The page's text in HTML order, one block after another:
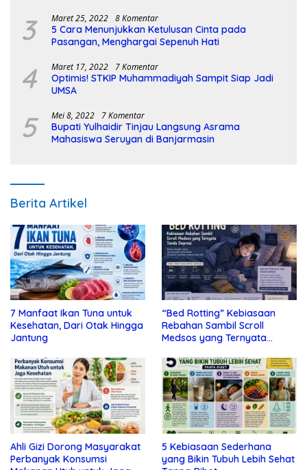
3 Maret 25, 2022 8 Komentar
5 Cara Menunjukkan Ketulusan Cinta pada
Pasangan, Menghargai Sepenuh Hati
4 Maret 17, 2022 7 Komentar
Optimis! STKIP Muhammadiyah Sampit Siap Jadi
UMSA
5 Mei 8, 2022 7 Komentar
Bupati Yulhaidir Tinjau Langsung Asrama
Mahasiswa Seruyan di Banjarmasin
Berita Artikel
7 Manfaat Ikan Tuna untuk
Kesehatan, Dari Otak Hingga
Jantung
“Bed Rotting” Kebiasaan
Rebahan Sambil Scroll
Medsos yang Ternyata
Ahli Gizi Dorong Masyarakat
Perbanyak Konsumsi
5 Kebiasaan Sederhana
yang Bikin Tubuh Lebih Sehat